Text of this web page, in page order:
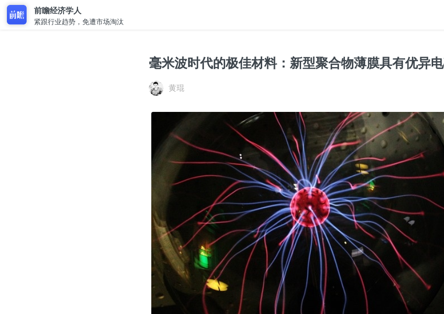
前瞻经济学人
紧跟行业趋势，免遭市场淘汰
毫米波时代的极佳材料：新型聚合物薄膜具有优异
黄琨